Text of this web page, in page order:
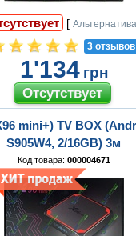
[Альтернатива
3 отзывов
1'134 грн
mini+) TV BOX
S905W4, 2/16GB) 3м
Код товара: 000004671